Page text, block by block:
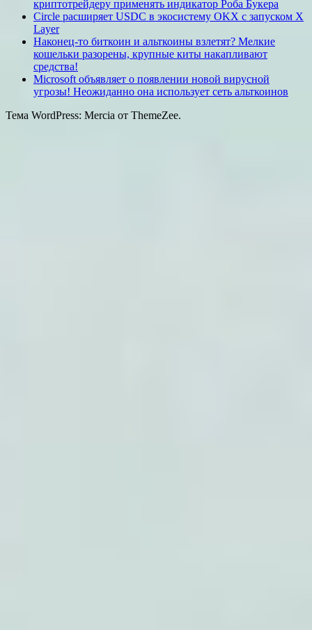
криптотрейдеру применять индикатор Роба Букера
Circle расширяет USDC в экосистему OKX с запуском X
Layer
Наконец-то биткоин и альткоины взлетят? Мелкие
кошельки разорены, крупные киты накапливают
средства!
Microsoft объявляет о появлении новой вирусной
угрозы! Неожиданно она использует сеть альткоинов
Тема WordPress: Mercia от ThemeZee.